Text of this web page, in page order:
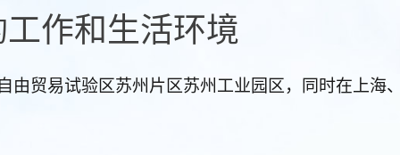
作和生活环境
由贸易试验区苏州片区苏州工业园区，同时在上海